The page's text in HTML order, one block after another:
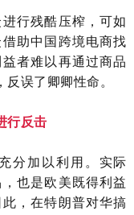
行残酷压榨，可如
助中国跨境电商找
者难以再通过商品
误了卿卿性命。
行反击
分加以利用。实际
也是欧美既得利益
，在特朗普对华搞